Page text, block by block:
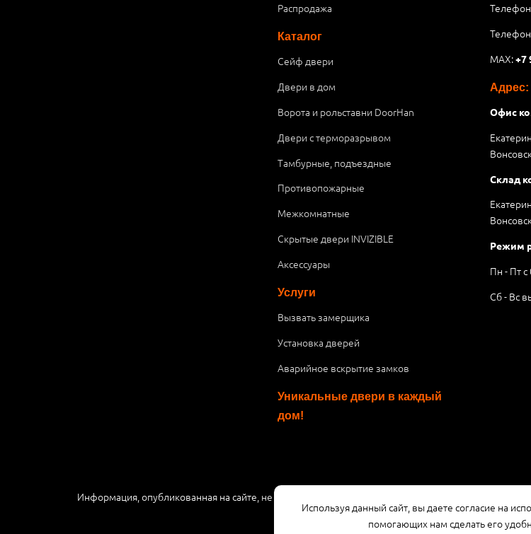
Используя данный сайт, вы даете согласие на
помогающих нам сделать его
Распродажа
Каталог
Сейф двери
Двери в дом
Ворота и рольставни DoorHan
Двери с терморазрывом
Тамбурные, подъездные
Противопожарные
Межкомнатные
Скрытые двери INVIZIBLE
Аксессуары
Услуги
Вызвать замерщика
Установка дверей
Аварийное вскрытие замков
Уникальные двери в каждый
дом!
MAX:+7
Адрес:
Офис
Склад
Режим
Пн - Пт с
Сб - Вс
Информация, опубликованная на сайте, не является публичной офертой или рекламой, а носит